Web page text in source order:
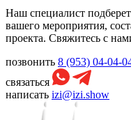
Наш специалист
вашего мероприятия,
проекта. Свяжитесь с
позвонить 8 (953) 04-04-
связаться
написать izi@izi.show